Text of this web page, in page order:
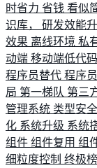
时省力 省钱 看似
识库， 研发效能
效果 离线环境 私
动端 移动端低代码
程序员替代 程序
局 第一梯队 第三
管理系统 类型安全
化 系统升级 系统
组件 组件复用 组
细粒度控制 终极